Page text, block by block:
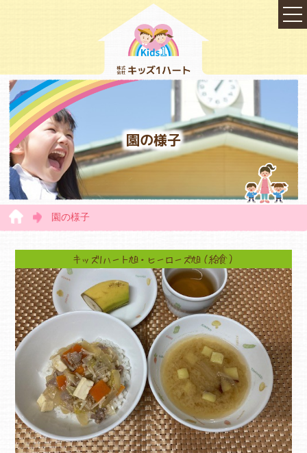
会社概要
各保育園のご紹介
入園・見学の問い合わせ
園の様子
園の様子
キッズ1ハート旭・ヒーローズ旭（給食）